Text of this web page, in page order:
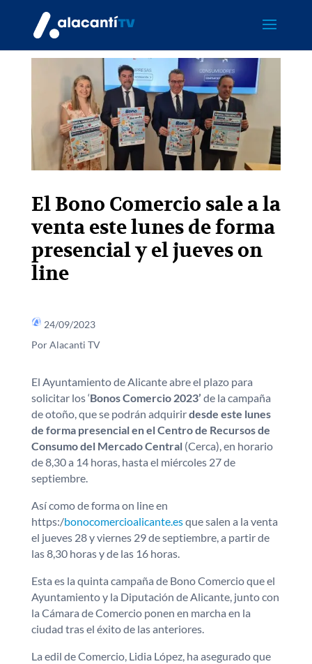
El Bono Comercio sale a la
venta este lunes de forma
presencial y el jueves on
line
24/09/2023
Por Alacanti TV
El Ayuntamiento de Alicante abre el plazo para
solicitar los ‘Bonos Comercio 2023’ de la campaña
de otoño, que se podrán adquirirdesde este lunes
de forma presencial en el Centro de Recursos de
Consumo del Mercado Central (Cerca), en horario
de 8,30 a 14 horas, hasta el miércoles 27 de
septiembre.
Así como de forma on line en
https:/bonocomercioalicante.esque salen a la venta
el jueves 28 y viernes 29 de septiembre, a partir de
las 8,30 horas y de las 16 horas.
Esta es la quinta campaña de Bono Comercio que el
Ayuntamiento y la Diputación de Alicante, junto con
la Cámara de Comercio ponen en marcha en la
ciudad tras el éxito de las anteriores.
La edil de Comercio, Lidia López, ha asegurado que